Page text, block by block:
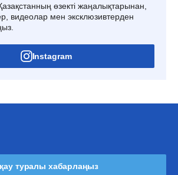
өзекті жаңалықтарынан,
видеолар мен эксклюзивтерден
Instagram
туралы хабарлаңыз